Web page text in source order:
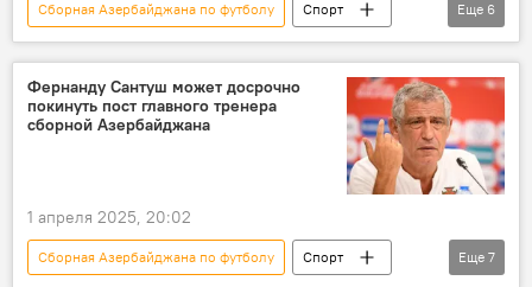
Сборная Азербайджана по футболу
Спорт
Азербайджан
Футбол
национальная команда
АФФА
Ровшан Наджаф
Итоги года
Еще 6
Фернанду Сантуш может досрочно
покинуть пост главного тренера
сборной Азербайджана
1 апреля 2025, 20:02
Сборная Азербайджана по футболу
Спорт
Еще 7